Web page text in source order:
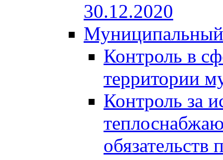
30.12.2020
Муниципальный
Контроль в
территории
Контроль за
обязательств